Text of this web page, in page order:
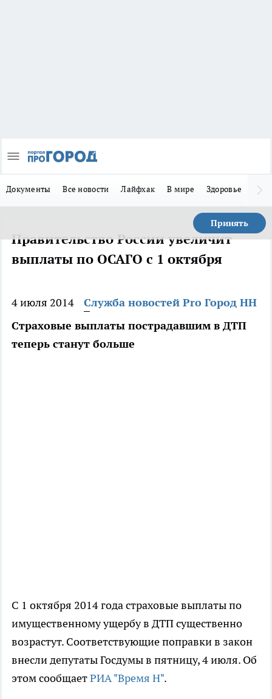
Документы Все новости Лайфхак В мире Здоровье
Принять
Правительство России увеличит
выплаты по ОСАГО с 1 октября
4 июля 2014
Служба новостей Pro Город НН
Страховые выплаты пострадавшим в ДТП
теперь станут больше
С 1 октября 2014 года страховые выплаты по
имущественному ущербу в ДТП существенно
возрастут. Соответствующие поправки в закон
внесли депутаты Госдумы в пятницу, 4 июля. Об
этом сообщаетРИА "Время Н".